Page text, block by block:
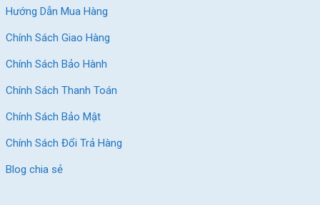
tình trạng yên bị lún hay mất form do ngồi quá lâu gây nên.
Đằng sau được gắn thêm baga kim loại cứng, có độ tải trọng
nhân đôi.
Xe Đạp Trẻ Em Xaming XM06 18 Inch với vẻ bề ngoài thon gọn
đầy sự yêu thích về người bạn đồng hành này.
Kết Luận
Xe Đạp Trẻ Em Xaming XM06 18 Inch là mẫu xe đạp bé trai với
Hướng Dẫn Mua Hàng
Chính Sách Giao Hàng
Chính Sách Bảo Hành
Chính Sách Thanh Toán
Chính Sách Bảo Mật
Chính Sách Đổi Trả Hàng
Blog chia sẻ